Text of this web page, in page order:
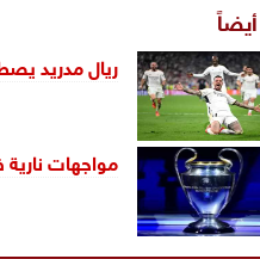
ريال مدريد
مواجهات نارية في دور 16 لدوري أبطال